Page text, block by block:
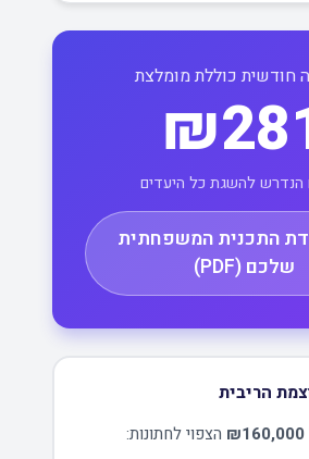
חודשית כוללת מומלצת
הנדרש להשגת כל היעדים
התכנית המשפחתית
שלכם (PDF)
הריבית
₪160,000 הצפוי לחתונות: